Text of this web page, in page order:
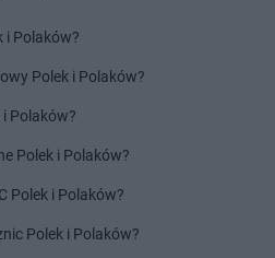
i Polaków?
Polek i Polaków?
Polaków?
Polek i Polaków?
Polek i Polaków?
Polek i Polaków?